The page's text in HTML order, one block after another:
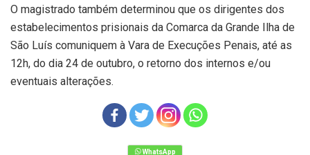
O magistrado também determinou que os dirigentes dos
estabelecimentos prisionais da Comarca da Grande Ilha de
São Luís comuniquem à Vara de Execuções Penais, até as
12h, do dia 24 de outubro, o retorno dos internos e/ou
eventuais alterações.